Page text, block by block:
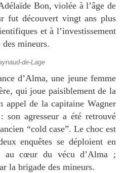
Bon, violée à l’âge de
fut découvert vingt ans plus
et à l’investissement
des mineurs.
de-Lage
d’Alma, une jeune femme
qui joue paisiblement de la
appel de la capitaine Wagner
son agresseur a été retrouvé
“cold case”. Le choc est
enquêtes se déploient en
au cœur du vécu d’Alma ;
la brigade des mineurs.